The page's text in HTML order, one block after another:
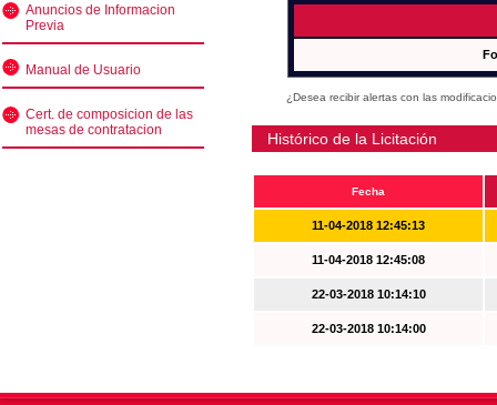
Anuncios de Informacion
Previa
Manual de Usuario
Cert. de composicion de las
mesas de contratacion
¿Desea recibir alertas con las
Histórico de la Licitación
Fecha
11-04-2018 12:45:13
11-04-2018 12:45:08
22-03-2018 10:14:10
22-03-2018 10:14:00